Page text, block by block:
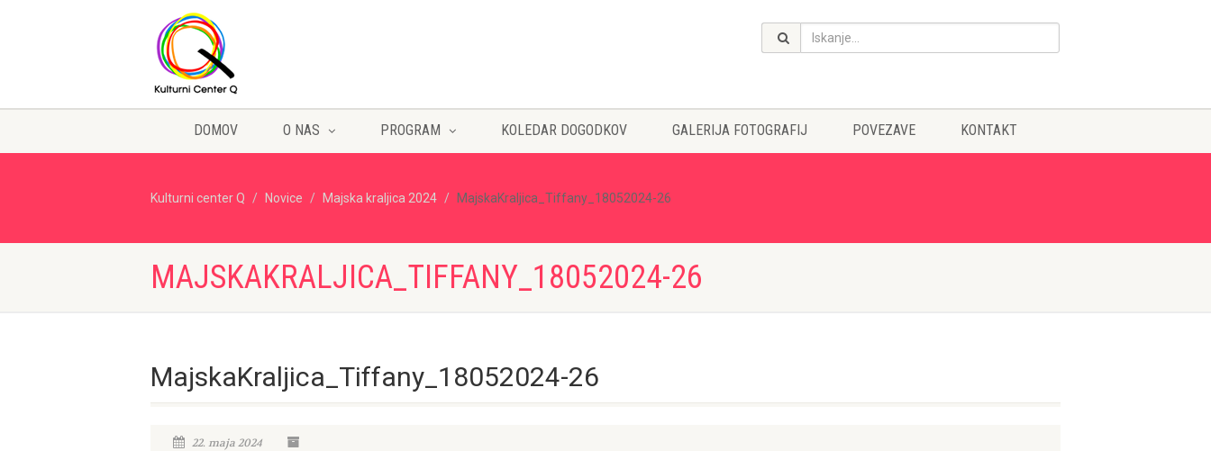
DOMOV O NAS PROGRAM KOLEDAR DOGODKOV GALERIJA FOTOGRAFIJ POVEZAVE KONTAKT
Kulturni center Q Novice Majska kraljica 2024 MajskaKraljica_Tiffany_18052024-26
MAJSKAKRALJICA_TIFFANY_18052024-26
MajskaKraljica_Tiffany_18052024-26
22. maja 2024